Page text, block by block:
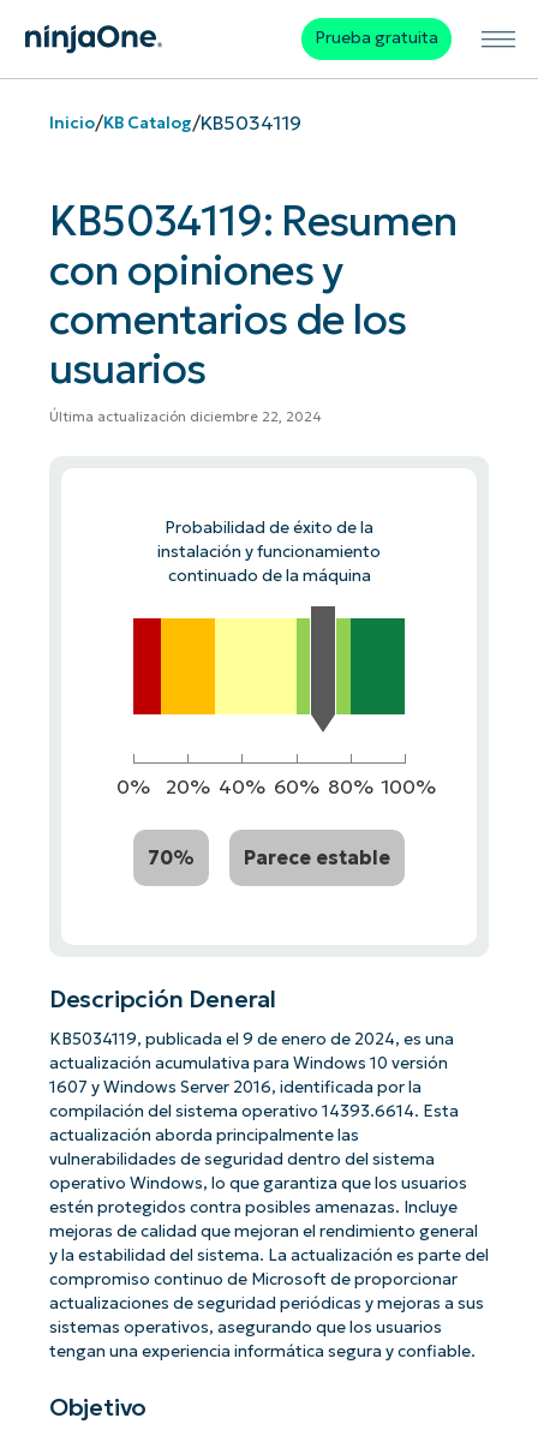
Prueba gratuita
Inicio/KB Catalog/KB5034119
KB5034119: Resumen
con opiniones y
comentarios de los
usuarios
Última actualización diciembre 22, 2024
Probabilidad de éxito de la
instalación y funcionamiento
continuado de la máquina
0% 20% 40% 60% 80% 100%
70% Parece estable
Descripción Deneral
KB5034119, publicada el 9 de enero de 2024, es una
actualización acumulativa para Windows 10 versión
1607 y Windows Server 2016, identificada por la
compilación del sistema operativo 14393.6614. Esta
actualización aborda principalmente las
vulnerabilidades de seguridad dentro del sistema
operativo Windows, lo que garantiza que los usuarios
estén protegidos contra posibles amenazas. Incluye
mejoras de calidad que mejoran el rendimiento general
y la estabilidad del sistema. La actualización es parte del
compromiso continuo de Microsoft de proporcionar
actualizaciones de seguridad periódicas y mejoras a sus
sistemas operativos, asegurando que los usuarios
tengan una experiencia informática segura y confiable.
Objetivo